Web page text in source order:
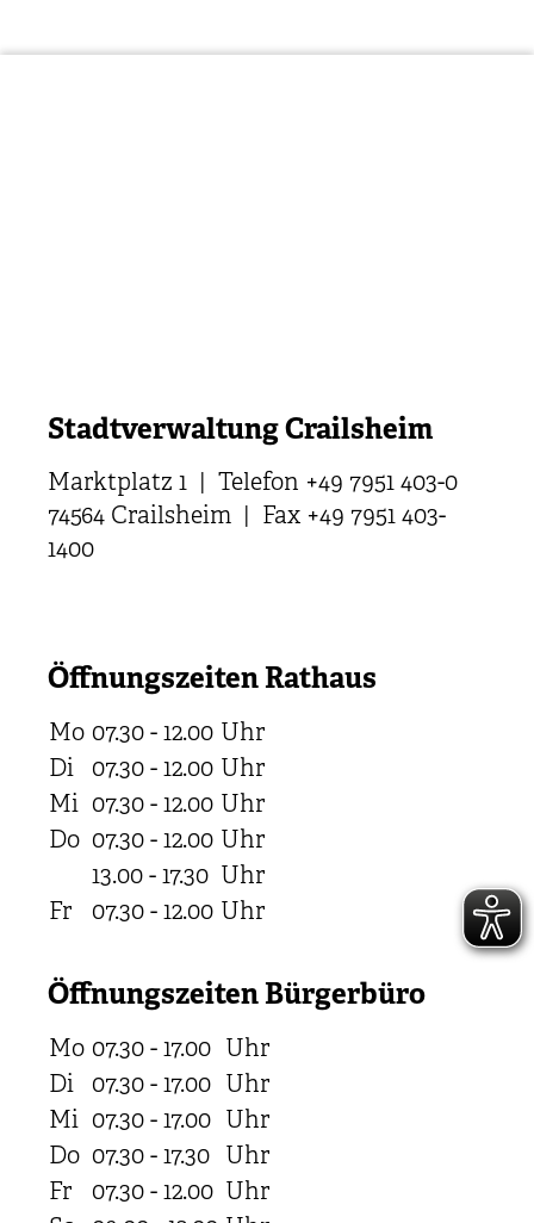
Stadtverwaltung Crailsheim
Marktplatz 1 | Telefon +49 7951 403-0
74564 Crailsheim | Fax +49 7951 403-
1400
Öffnungszeiten Rathaus
Mo 07.30 - 12.00 Uhr
Di
07.30 - 12.00 Uhr
Mi 07.30 - 12.00 Uhr
Do 07.30 - 12.00 Uhr
13.00 - 17.30 Uhr
Fr
07.30 - 12.00 Uhr
Öffnungszeiten Bürgerbüro
Mo 07.30 - 17.00 Uhr
Di
07.30 - 17.00 Uhr
Mi 07.30 - 17.00 Uhr
Do 07.30 - 17.30 Uhr
Fr
07.30 - 12.00 Uhr